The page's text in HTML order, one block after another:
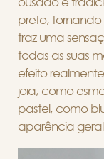
preto,
traz uma
todas as suas
efeito
joia, como
pastel, como
aparência geral.